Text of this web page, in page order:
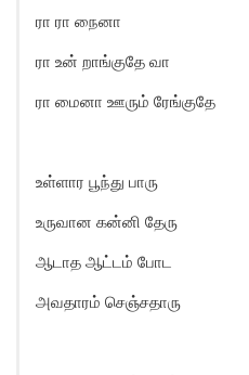
ரா ரா நைனா
ரா உன் றாங்குதே வா
ரா மைனா ஊரும் ரேங்குதே
உள்ளார பூந்து பாரு
உருவான கன்னி தேரு
ஆடாத ஆட்டம் போட
அவதாரம் செஞ்சதாரு